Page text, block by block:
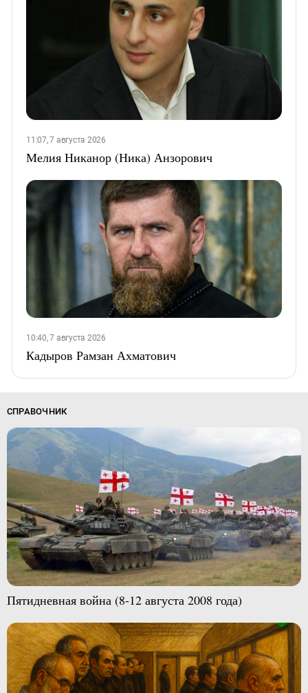
11:07, 7 августа 2026
Мелия Никанор (Ника) Анзорович
10:40, 7 августа 2026
Кадыров Рамзан Ахматович
СПРАВОЧНИК
Пятидневная война (8-12 августа 2008 года)